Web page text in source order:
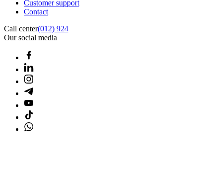
Customer support
Contact
Call center(012) 924
Our social media